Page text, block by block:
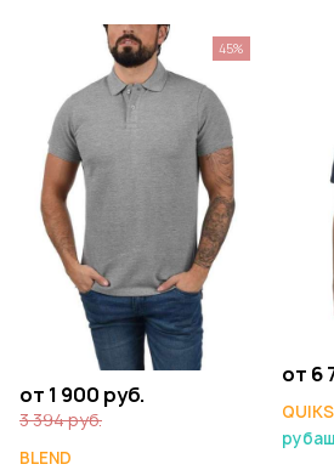
от 1 900 руб.
3 394 руб.
BLEND
45%
от 6